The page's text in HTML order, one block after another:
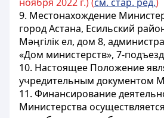
9. Местонахождение
город Астана, Есильский
Мәңгілік ел, дом 8,
«Дом министерств», 7-
10. Настоящее Положение
учредительным документом
11. Финансирование
Министерства